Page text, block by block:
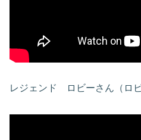
レジェンド ロビーさん（ロビ